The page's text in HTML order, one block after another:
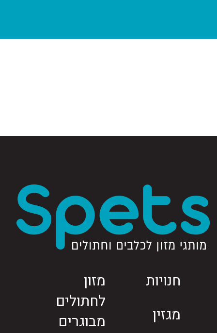
חנויות
מגזין
מזון
לחתולים
מבוגרים